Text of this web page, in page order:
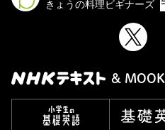
きょうの料理ビギナーズ
& MOOK